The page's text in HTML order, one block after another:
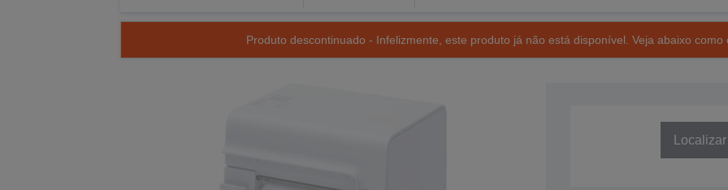
Produto descontinuado - Infelizmente, este produto já não está disponível. Veja abaixo como